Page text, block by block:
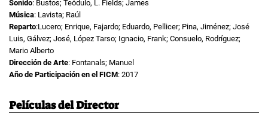
Sonido: Bustos; Teódulo, L. Fields; James
Música: Lavista; Raúl
Reparto:Lucero; Enrique, Fajardo; Eduardo, Pellicer; Pina, Jiménez; José
Luis, Gálvez; José, López Tarso; Ignacio, Frank; Consuelo, Rodríguez;
Mario Alberto
Dirección de Arte: Fontanals; Manuel
Año de Participación en el FICM: 2017
Películas del Director